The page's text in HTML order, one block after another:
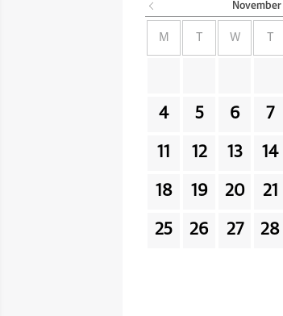
November
M W
4 5 6 7
11 12 13 14
18 19 20 21
25 26 27 28